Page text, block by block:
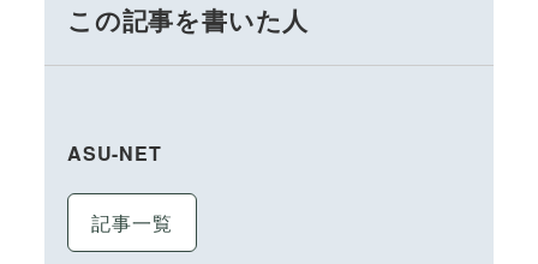
この記事を書いた人
ASU-NET
記事一覧